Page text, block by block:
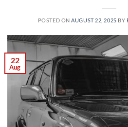
POSTED ON AUGUST 22, 2025 BY
22
Aug